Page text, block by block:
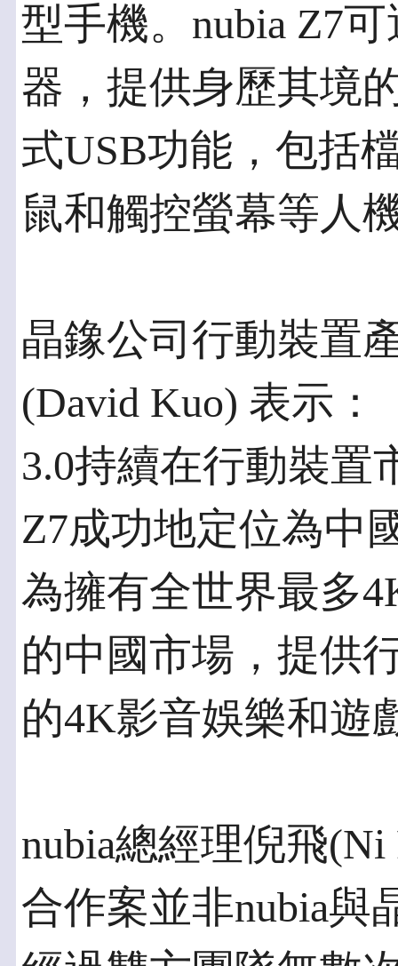
型手機。nubia Z7
器，提供身歷其境
式USB功能，包括
鼠和觸控螢幕等人
晶鐌公司行動裝置
(David Kuo) 表示
3.0持續在行動裝置
Z7成功地定位為中
為擁有全世界最多
的中國市場，提供
的4K影音娛樂和遊
nubia總經理倪飛
合作案並非nubia與